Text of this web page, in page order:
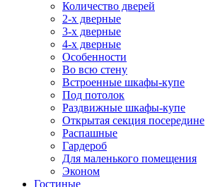
Количество дверей
2-х дверные
3-х дверные
4-х дверные
Особенности
Во всю стену
Встроенные шкафы-купе
Под потолок
Раздвижные шкафы-купе
Открытая секция посередине
Распашные
Гардероб
Для маленького помещения
Эконом
Гостиные